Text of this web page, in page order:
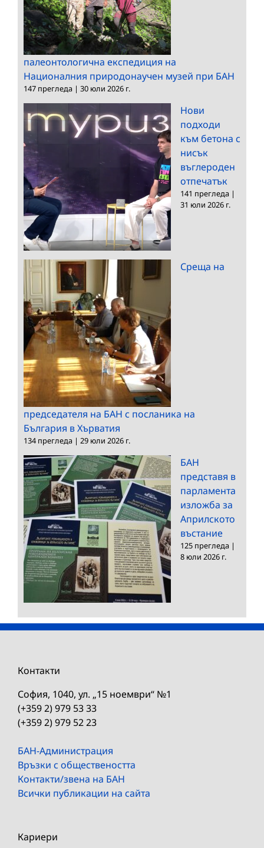
палеонтологична експедиция на
Националния природонаучен музей при БАН
147 прегледа | 30 юли 2026 г.
Нови
подходи
към бетона с
нисък
въглероден
отпечатък
141 прегледа |
31 юли 2026 г.
Среща на
председателя на БАН с посланика на
България в Хърватия
134 прегледа | 29 юли 2026 г.
БАН
представя в
парламента
изложба за
Априлското
въстание
125 прегледа |
8 юли 2026 г.
Контакти
София, 1040, ул. „15 ноември“ №1
(+359 2) 979 53 33
(+359 2) 979 52 23
БАН-Администрация
Връзки с обществеността
Контакти/звена на БАН
Всички публикации на сайта
Кариери